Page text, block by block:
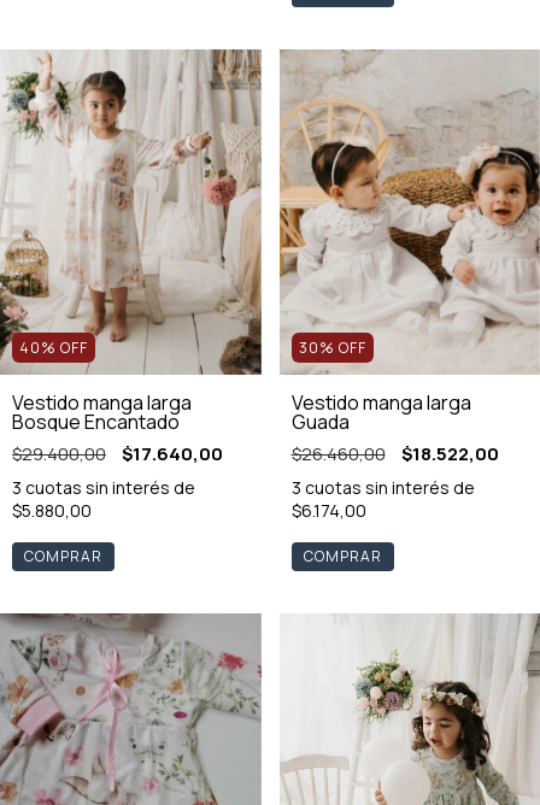
40% OFF
Vestido manga larga
Bosque Encantado
$29.400,00 $17.640,00
3 cuotas sin interés de
$5.880,00
COMPRAR
30% OFF
Vestido manga larga
Guada
$26.460,00 $18.522,00
3 cuotas sin interés de
$6.174,00
COMPRAR